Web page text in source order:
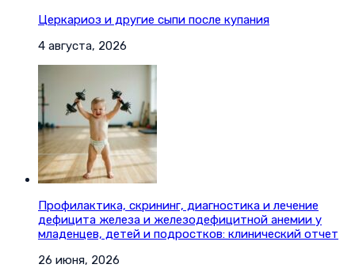
Церкариоз и другие сыпи после купания
4 августа, 2026
Профилактика, скрининг, диагностика и лечение
дефицита железа и железодефицитной анемии у
младенцев, детей и подростков: клинический отчет
26 июня, 2026